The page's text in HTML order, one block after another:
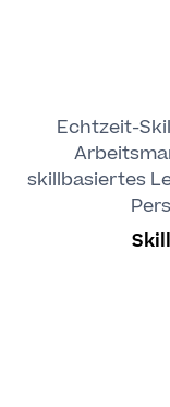
Echtzeit-
skillbasiertes